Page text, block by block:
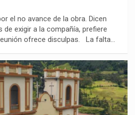
el no avance de la obra. Dicen
de exigir a la compañía, prefiere
ofrece disculpas. La falta…